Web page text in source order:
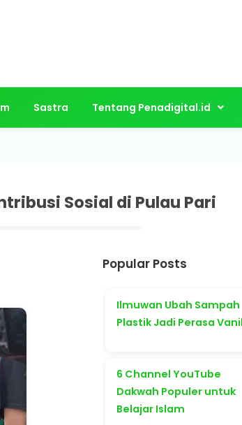
Sastra Tentang Penadigital.id
Sosial di Pulau Pari
Popular Posts
Ilmuwan Ubah Sampah
Plastik Jadi Perasa
6 Channel YouTube
Dakwah Populer untuk
Belajar Islam